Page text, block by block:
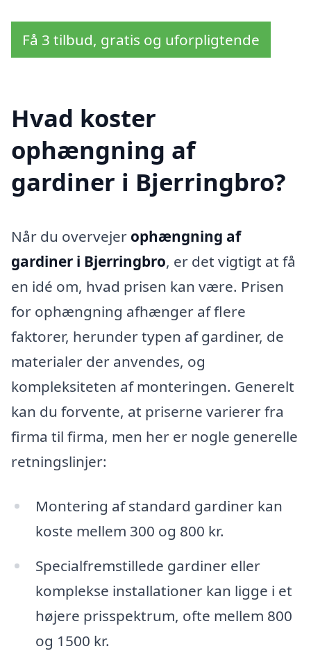
Få 3 tilbud, gratis og uforpligtende
Hvad koster
ophængning af
gardiner i Bjerringbro?
Når du overvejer ophængning af
gardiner i Bjerringbro, er det vigtigt at få
en idé om, hvad prisen kan være. Prisen
for ophængning afhænger af flere
faktorer, herunder typen af gardiner, de
materialer der anvendes, og
kompleksiteten af monteringen. Generelt
kan du forvente, at priserne varierer fra
firma til firma, men her er nogle generelle
retningslinjer:
Montering af standard gardiner kan
koste mellem 300 og 800 kr.
Specialfremstillede gardiner eller
komplekse installationer kan ligge i et
højere prisspektrum, ofte mellem 800
og 1500 kr.